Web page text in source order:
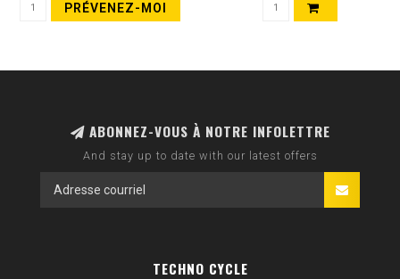
PRÉVENEZ-MOI
ABONNEZ-VOUS À NOTRE INFOLETTRE
And stay up to date with our latest offers
TECHNO CYCLE